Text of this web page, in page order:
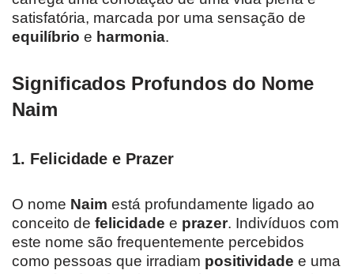
satisfatória, marcada por uma sensação de
equilíbrio e harmonia.
Significados Profundos do Nome
Naim
1. Felicidade e Prazer
O nome Naim está profundamente ligado ao
conceito de felicidade e prazer. Indivíduos com
este nome são frequentemente percebidos
como pessoas que irradiam positividade e uma